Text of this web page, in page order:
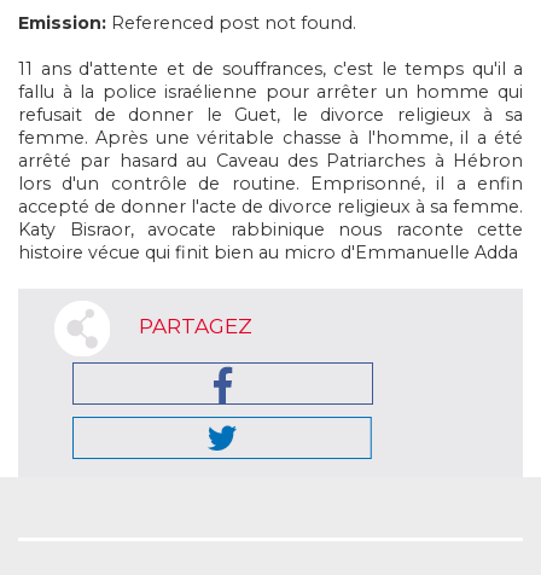
Emission: Referenced post not found.
11 ans d'attente et de souffrances, c'est le temps qu'il a
fallu à la police israélienne pour arrêter un homme qui
refusait de donner le Guet, le divorce religieux à sa
femme. Après une véritable chasse à l'homme, il a été
arrêté par hasard au Caveau des Patriarches à Hébron
lors d'un contrôle de routine. Emprisonné, il a enfin
accepté de donner l'acte de divorce religieux à sa femme.
Katy Bisraor, avocate rabbinique nous raconte cette
histoire vécue qui finit bien au micro d'Emmanuelle Adda
PARTAGEZ